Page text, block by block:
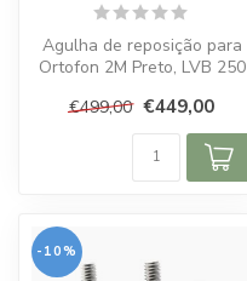
Agulha de reposição para
Ortofon 2M Preto, LVB 250
vi...
€499,00 €449,00
-10%